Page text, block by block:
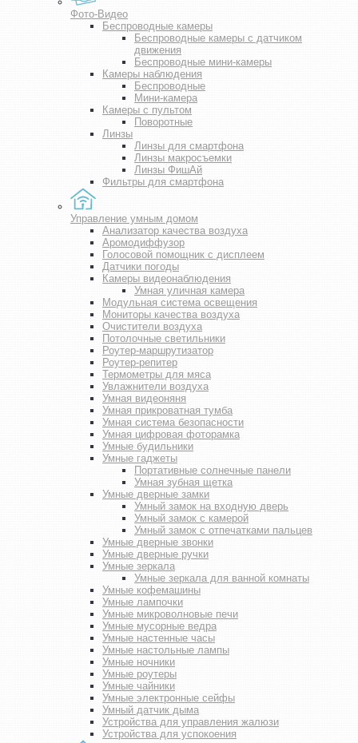
Фото-Видео
Беспроводные камеры
Беспроводные камеры с датчиком
движения
Беспроводные мини-камеры
Камеры наблюдения
Беспроводные
Мини-камера
Камеры с пультом
Поворотные
Линзы
Линзы для смартфона
Линзы макросъемки
Линзы ФишАй
Фильтры для смартфона
Управление умным домом
Анализатор качества воздуха
Аромодиффузор
Голосовой помощник с дисплеем
Датчики погоды
Камеры видеонаблюдения
Умная уличная камера
Модульная система освещения
Мониторы качества воздуха
Очистители воздуха
Потолочные светильники
Роутер-маршрутизатор
Роутер-репитер
Термометры для мяса
Увлажнители воздуха
Умная видеоняня
Умная прикроватная тумба
Умная система безопасности
Умная цифровая фоторамка
Умные будильники
Умные гаджеты
Портативные солнечные панели
Умная зубная щетка
Умные дверные замки
Умный замок на входную дверь
Умный замок с камерой
Умный замок с отпечатками пальцев
Умные дверные звонки
Умные дверные ручки
Умные зеркала
Умные зеркала для ванной комнаты
Умные кофемашины
Умные лампочки
Умные микроволновые печи
Умные мусорные ведра
Умные настенные часы
Умные настольные лампы
Умные ночники
Умные роутеры
Умные чайники
Умные электронные сейфы
Умный датчик дыма
Устройства для управления жалюзи
Устройства для успокоения